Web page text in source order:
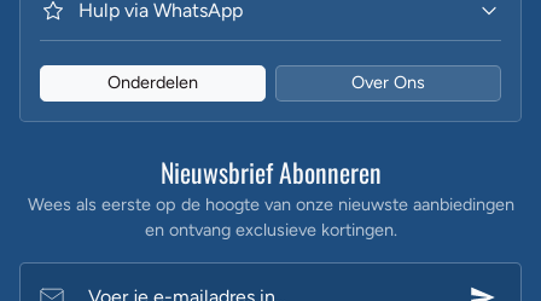
Hulp via WhatsApp
Onderdelen Over Ons
Nieuwsbrief Abonneren
Wees als eerste op de hoogte van onze nieuwste aanbiedingen